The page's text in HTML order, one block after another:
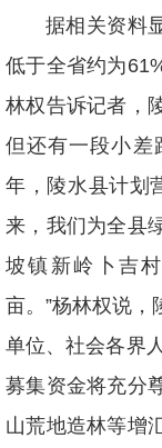
据相关资料
低于全省约为
林权告诉记者，
但还有一段小差
年，陵水县计划
来，我们为全县
坡镇新岭卜吉
亩。”杨林权说，
单位、社会各界
募集资金将充分
山荒地造林等增